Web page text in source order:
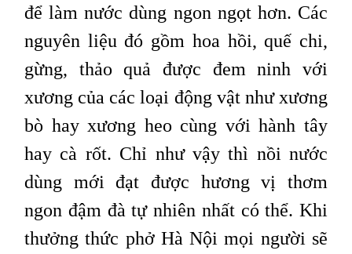
để làm nước dùng ngon ngọt hơn. Các
nguyên liệu đó gồm hoa hồi, quế chi,
gừng, thảo quả được đem ninh với
xương của các loại động vật như xương
bò hay xương heo cùng với hành tây
hay cà rốt. Chỉ như vậy thì nồi nước
dùng mới đạt được hương vị thơm
ngon đậm đà tự nhiên nhất có thể. Khi
thưởng thức phở Hà Nội mọi người sẽ